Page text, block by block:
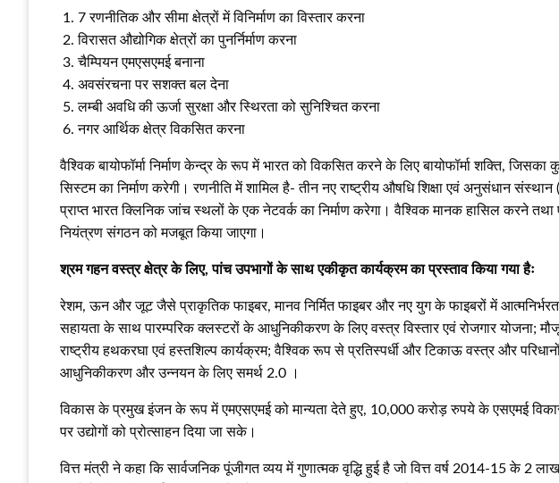
7 रणनीतिक और सीमा क्षेत्रों में विनिर्माण का विस्तार करना
विरासत औद्योगिक क्षेत्रों का पुनर्निर्माण करना
चैम्पियन एमएसएमई बनाना
अवसंरचना पर सशक्त बल देना
लम्बी अवधि की ऊर्जा सुरक्षा और स्थिरता को सुनिश्चित करना
नगर आर्थिक क्षेत्र विकसित करना
वैश्विक बायोफॉर्मा निर्माण केन्द्र के रूप में भारत को विकसित करने के लिए बायोफॉर्मा शक्ति,
सिस्टम का निर्माण करेगी। रणनीति में शामिल है- तीन नए राष्ट्रीय औषधि शिक्षा एवं अनुसंधान
प्राप्त भारत क्लिनिक जांच स्थलों के एक नेटवर्क का निर्माण करेगा। वैश्विक मानक हासिल करने
नियंत्रण संगठन को मजबूत किया जाएगा।
श्रम गहन वस्त्र क्षेत्र के लिए, पांच उपभागों के साथ एकीकृत कार्यक्रम का प्रस्ताव किया गया हैः
रेशम, ऊन और जूट जैसे प्राकृतिक फाइबर, मानव निर्मित फाइबर और नए युग के फाइबरों में आत्मनिर्भरता
सहायता के साथ पारम्परिक क्लस्टरों के आधुनिकीकरण के लिए वस्त्र विस्तार एवं रोजगार योजना;
राष्ट्रीय हथकरघा एवं हस्तशिल्प कार्यक्रम; वैश्विक रूप से प्रतिस्पर्धी और टिकाऊ वस्त्र और
आधुनिकीकरण और उन्नयन के लिए समर्थ 2.0 ।
विकास के प्रमुख इंजन के रूप में एमएसएमई को मान्यता देते हुए, 10,000 करोड़ रुपये के एसएमई विकास
पर उद्योगों को प्रोत्साहन दिया जा सके।
वित्त मंत्री ने कहा कि सार्वजनिक पूंजीगत व्यय में गुणात्मक वृद्धि हुई है जो वित्त वर्ष 2014-15 के